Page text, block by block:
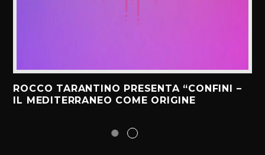
ROCCO TARANTINO PRESENTA “CONFINI –
IL MEDITERRANEO COME ORIGINE